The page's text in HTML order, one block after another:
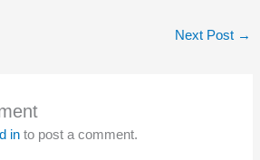
Next Post →
in to post a comment.